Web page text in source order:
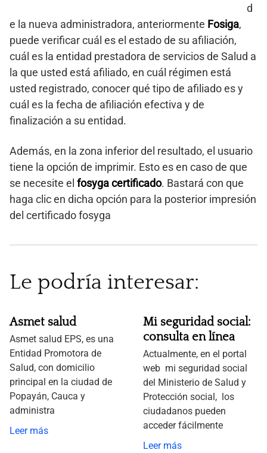
d
e la nueva administradora, anteriormente Fosiga,
puede verificar cuál es el estado de su afiliación,
cuál es la entidad prestadora de servicios de Salud a
la que usted está afiliado, en cuál régimen está
usted registrado, conocer qué tipo de afiliado es y
cuál es la fecha de afiliación efectiva y de
finalización a su entidad.
Además, en la zona inferior del resultado, el usuario
tiene la opción de imprimir. Esto es en caso de que
se necesite el fosyga certificado. Bastará con que
haga clic en dicha opción para la posterior impresión
del certificado fosyga
Le podría interesar:
Asmet salud
Asmet salud EPS, es una
Entidad Promotora de
Salud, con domicilio
principal en la ciudad de
Popayán, Cauca y
administra
Leer más
Mi seguridad social:
consulta en línea
Actualmente, en el portal
web mi seguridad social
del Ministerio de Salud y
Protección social, los
ciudadanos pueden
acceder fácilmente
Leer más